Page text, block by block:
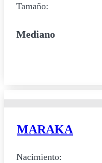
Tamaño:
Mediano
MARAKA
Nacimiento: